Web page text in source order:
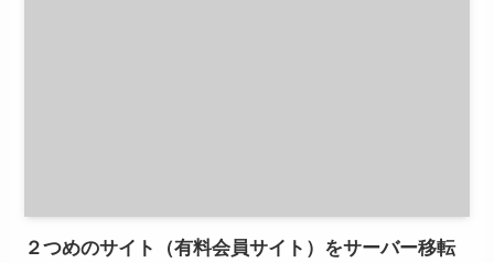
２つめのサイト（有料会員サイト）をサーバー移転